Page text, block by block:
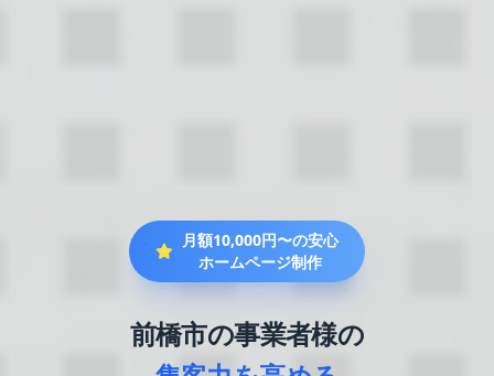
月額10,000円〜の安心
ホームページ制作
前橋市の事業者様の